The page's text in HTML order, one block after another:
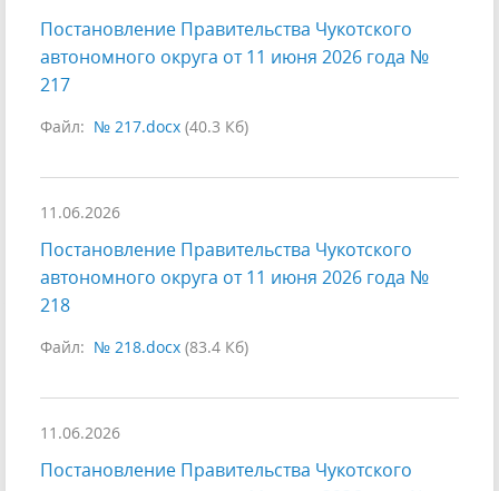
Постановление Правительства Чукотского
автономного округа от 11 июня 2026 года №
217
Файл: № 217.docx (40.3 Кб)
11.06.2026
Постановление Правительства Чукотского
автономного округа от 11 июня 2026 года №
218
Файл: № 218.docx (83.4 Кб)
11.06.2026
Постановление Правительства Чукотского